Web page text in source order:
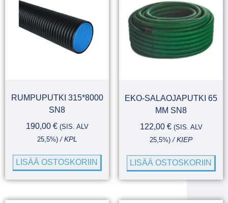
RUMPUPUTKI 315*8000
SN8
190,00 € (SIS. ALV
25,5%)/ KPL
LISÄÄ OSTOSKORIIN
EKO-SALAOJAPUTKI 65
MM SN8
122,00 € (SIS. ALV
25,5%) / KIEP
LISÄÄ OSTOSKORIIN